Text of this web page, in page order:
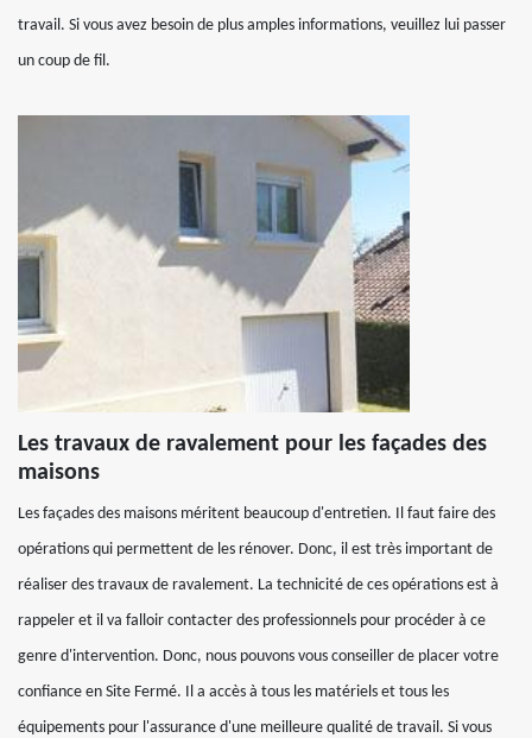
travail. Si vous avez besoin de plus amples informations, veuillez lui passer
un coup de fil.
Les travaux de ravalement pour les façades des
maisons
Les façades des maisons méritent beaucoup d'entretien. Il faut faire des
opérations qui permettent de les rénover. Donc, il est très important de
réaliser des travaux de ravalement. La technicité de ces opérations est à
rappeler et il va falloir contacter des professionnels pour procéder à ce
genre d'intervention. Donc, nous pouvons vous conseiller de placer votre
confiance en Site Fermé. Il a accès à tous les matériels et tous les
équipements pour l'assurance d'une meilleure qualité de travail. Si vous